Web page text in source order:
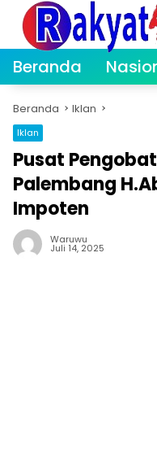
Langsung
konten
Beranda
Beranda Iklan
Iklan
Pusat
Palembang
Impoten
Waruwu
Juli 14, 2025